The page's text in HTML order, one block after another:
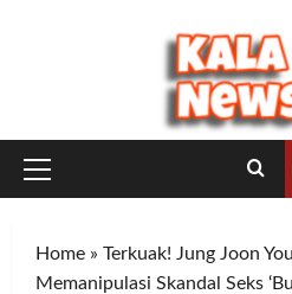
Primary
Home » Terkuak! Jung Joon
Memanipulasi Skandal Seks